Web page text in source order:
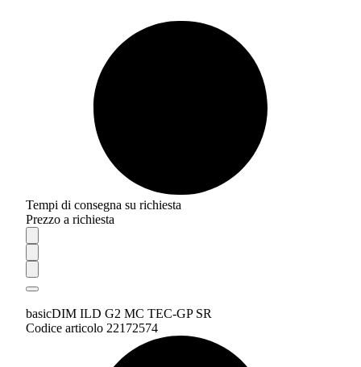
Tempi di consegna su richiesta
Prezzo a richiesta
basicDIM ILD G2 MC TEC-GP SR
Codice articolo 22172574